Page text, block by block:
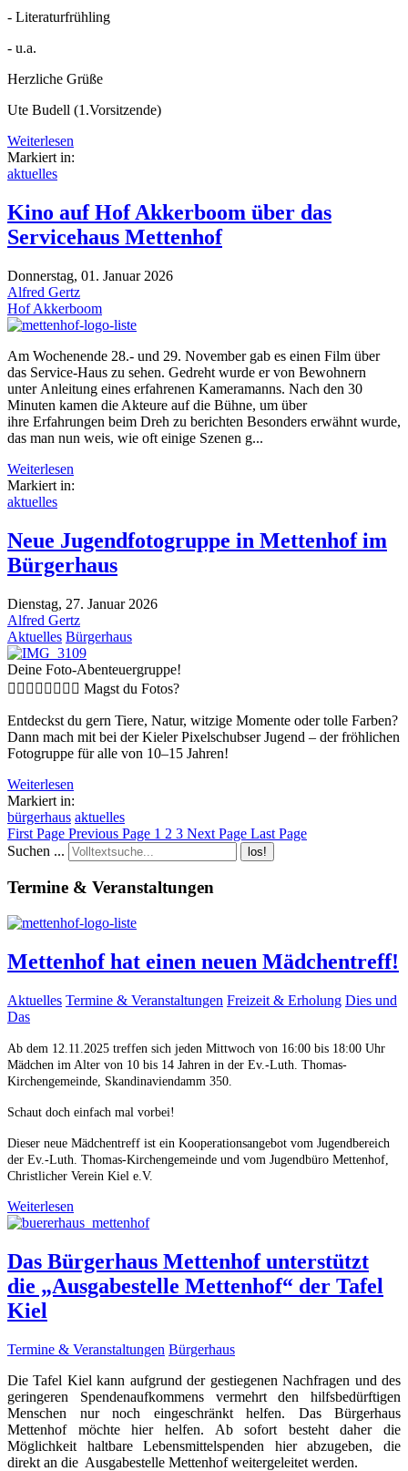
- Literaturfrühling
- u.a.
Herzliche Grüße
Ute Budell (1.Vorsitzende)
Weiterlesen
Markiert in:
aktuelles
Kino auf Hof Akkerboom über das
Servicehaus Mettenhof
Donnerstag, 01. Januar 2026
Alfred Gertz
Hof Akkerboom
Am Wochenende 28.- und 29. November gab es einen Film über
das Service-Haus zu sehen. Gedreht wurde er von Bewohnern
unter Anleitung eines erfahrenen Kameramanns. Nach den 30
Minuten kamen die Akteure auf die Bühne, um über
ihre Erfahrungen beim Dreh zu berichten Besonders erwähnt wurde,
das man nun weis, wie oft einige Szenen g...
Weiterlesen
Markiert in:
aktuelles
Neue Jugendfotogruppe in Mettenhof im
Bürgerhaus
Dienstag, 27. Januar 2026
Alfred Gertz
Aktuelles Bürgerhaus
Deine Foto-Abenteuergruppe!
􊺑􊺘􊺓􊺚􊺔􊺛􊺕􊺙 Magst du Fotos?
Entdeckst du gern Tiere, Natur, witzige Momente oder tolle Farben?
Dann mach mit bei der Kieler Pixelschubser Jugend – der fröhlichen
Fotogruppe für alle von 10–15 Jahren!
Weiterlesen
Markiert in:
bürgerhaus aktuelles
First Page Previous Page 1 2 3 Next Page Last Page
Suchen ...
los!
Termine & Veranstaltungen
Mettenhof hat einen neuen Mädchentreff!
Aktuelles Termine & Veranstaltungen Freizeit & Erholung Dies und
Das
Ab dem 12.11.2025 treffen sich jeden Mittwoch von 16:00 bis 18:00 Uhr
Mädchen im Alter von 10 bis 14 Jahren in der Ev.-Luth. Thomas-
Kirchengemeinde, Skandinaviendamm 350.
Schaut doch einfach mal vorbei!
Dieser neue Mädchentreff ist ein Kooperationsangebot vom Jugendbereich
der Ev.-Luth. Thomas-Kirchengemeinde und vom Jugendbüro Mettenhof,
Christlicher Verein Kiel e.V.
Weiterlesen
Das Bürgerhaus Mettenhof unterstützt
die „Ausgabestelle Mettenhof“ der Tafel
Kiel
Termine & Veranstaltungen Bürgerhaus
Die Tafel Kiel kann aufgrund der gestiegenen Nachfragen und des
geringeren Spendenaufkommens vermehrt den hilfsbedürftigen
Menschen nur noch eingeschränkt helfen. Das Bürgerhaus
Mettenhof möchte hier helfen. Ab sofort besteht daher die
Möglichkeit haltbare Lebensmittelspenden hier abzugeben, die
direkt an die Ausgabestelle Mettenhof weitergeleitet werden.